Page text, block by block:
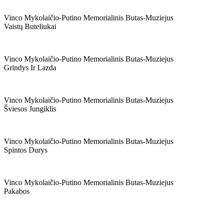
Vinco Mykolaičio-Putino Memorialinis Butas-Muziejus
Vaistų Buteliukai
Vinco Mykolaičio-Putino Memorialinis Butas-Muziejus
Grindys Ir Lazda
Vinco Mykolaičio-Putino Memorialinis Butas-Muziejus
Šviesos Jungiklis
Vinco Mykolaičio-Putino Memorialinis Butas-Muziejus
Spintos Durys
Vinco Mykolaičio-Putino Memorialinis Butas-Muziejus
Pakabos